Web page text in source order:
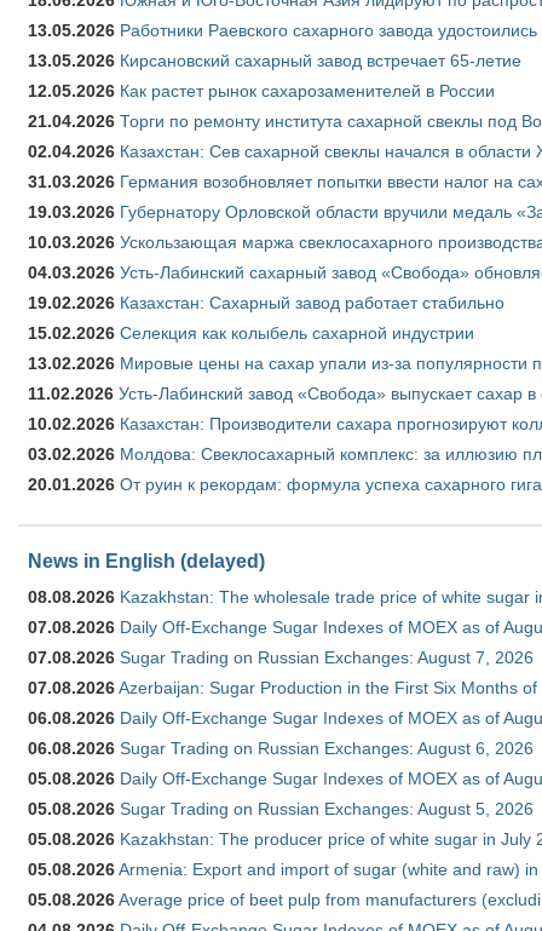
13.05.2026 Работники Раевского сахарного завода удостоились
13.05.2026 Кирсановский сахарный завод встречает 65-летие
12.05.2026 Как растет рынок сахарозаменителей в России
21.04.2026 Торги по ремонту института сахарной свеклы под
02.04.2026 Казахстан: Сев сахарной свеклы начался в области
31.03.2026 Германия возобновляет попытки ввести налог на
19.03.2026 Губернатору Орловской области вручили медаль
10.03.2026 Ускользающая маржа свеклосахарного
04.03.2026 Усть-Лабинский сахарный завод «Свобода»
19.02.2026 Казахстан: Сахарный завод работает стабильно
15.02.2026 Селекция как колыбель сахарной индустрии
13.02.2026 Мировые цены на сахар упали из-за популярности
11.02.2026 Усть-Лабинский завод «Свобода» выпускает сахар в
10.02.2026 Казахстан: Производители сахара прогнозируют
03.02.2026 Молдова: Свеклосахарный комплекс: за иллюзию
20.01.2026 От руин к рекордам: формула успеха сахарного
News in English (delayed)
08.08.2026 Kazakhstan: The wholesale trade price of white sugar
07.08.2026 Daily Off-Exchange Sugar Indexes of MOEX as of
07.08.2026 Sugar Trading on Russian Exchanges: August 7, 2026
07.08.2026Azerbaijan: Sugar Production in the First Six Months of
06.08.2026 Daily Off-Exchange Sugar Indexes of MOEX as of
06.08.2026 Sugar Trading on Russian Exchanges: August 6, 2026
05.08.2026 Daily Off-Exchange Sugar Indexes of MOEX as of
05.08.2026 Sugar Trading on Russian Exchanges: August 5, 2026
05.08.2026 Kazakhstan: The producer price of white sugar in July
05.08.2026Armenia: Export and import of sugar (white and raw)
05.08.2026Average price of beet pulp from manufacturers